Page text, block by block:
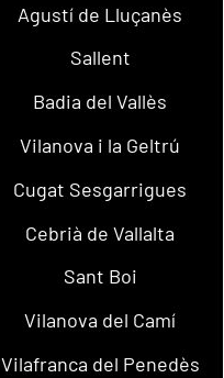
Agustí de Lluçanès
Sallent
Badia del Vallès
Vilanova i la Geltrú
Cugat Sesgarrigues
Cebrià de Vallalta
Sant Boi
Vilanova del Camí
Vilafranca del Penedès